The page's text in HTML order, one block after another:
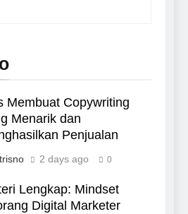
Membuat Copywriting
Menarik dan
Penjualan
2 days ago 0
Lengkap: Mindset
Digital Marketer